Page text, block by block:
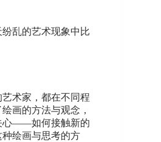
乱的艺术现象中比
术家，都在不同程
画的方法与观念，
心——如何接触新的
绘画与思考的方